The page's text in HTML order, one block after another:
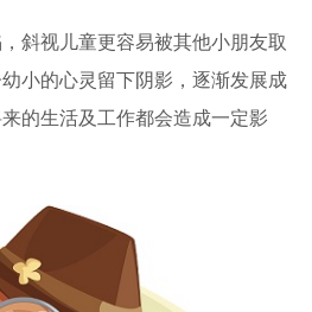
视儿童更容易被其他小朋友取
小的心灵留下阴影，逐渐发展成
的生活及工作都会造成一定影